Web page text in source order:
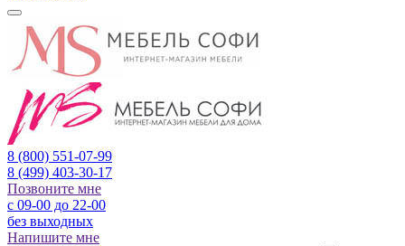
8 (800) 551-07-99
8 (499) 403-30-17
Позвоните мне
с 09-00 до 22-00
без выходных
Напишите мне